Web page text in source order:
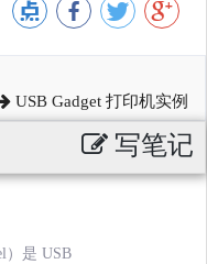
USB Gadget 打印机实例
写笔记
）是 USB